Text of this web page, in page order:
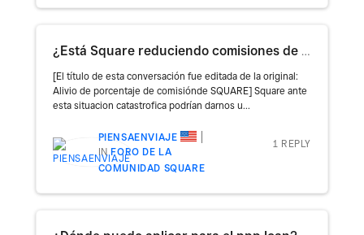
¿Está Square reduciendo comisiones de procesamiento durante COVID-19?
[El título de esta conversación fue editada de la original:
Alivio de porcentaje de comisiónde SQUARE] Square ante
esta situacion catastrofica podrían darnos u...
PIENSAENVIAJE
INFORO DE LA
COMUNIDAD SQUARE
1 REPLY